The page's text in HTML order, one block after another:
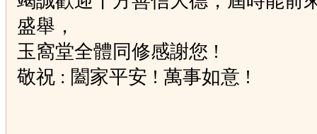
盛舉，
玉窩堂全體同修感謝您 !
敬祝 : 闔家平安 ! 萬事如意 !